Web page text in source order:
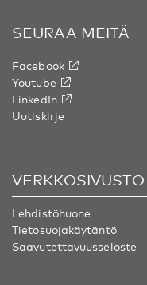
SEURAA MEITÄ
Facebook
Youtube
LinkedIn
Uutiskirje
VERKKOSIVUSTO
Lehdistöhuone
Tietosuojakäytäntö
Saavutettavuusseloste